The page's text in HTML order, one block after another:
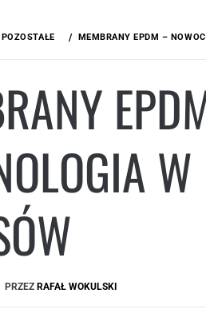
POZOSTAŁE MEMBRANY EPDM –
PRZEZ RAFAŁ WOKULSKI